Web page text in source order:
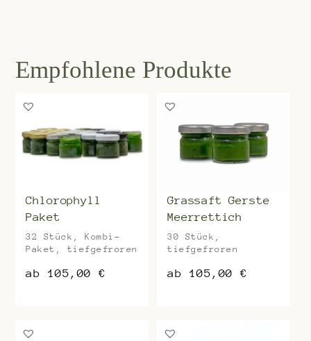
Chlorophyll
Paket
32 Stück, Kombi-
Paket, tiefgefroren
ab 105,00€
mehrere
Grassaft Gerste
Meerrettich
30 Stück,
tiefgefroren
ab 105,00€
mehrere